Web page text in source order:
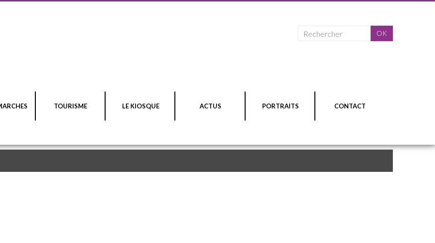
TOURISME LE KIOSQUE ACTUS PORTRAITS CONTACT